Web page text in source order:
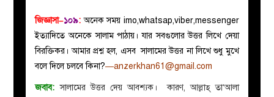
ইসলাহী
মজলিস
জিজ্ঞাসা–১০৯: অনেক সময় imo,whatsap,viber,messenger
ইত্যাদিতে অনেকে সালাম পাঠায়। যার সবগুলোর উত্তর লিখে দেয়া
বিরক্তিকর। আমার প্রশ্ন হল, এসব সালামের উত্তর না লিখে শুধু মুখে
বলে দিলে চলবে কিনা?—anzerkhan61@gmail.com
জবাব:সালামের উত্তর দেয় আবশ্যক।
কারণ, আল্লাহ্ তা‘আলা